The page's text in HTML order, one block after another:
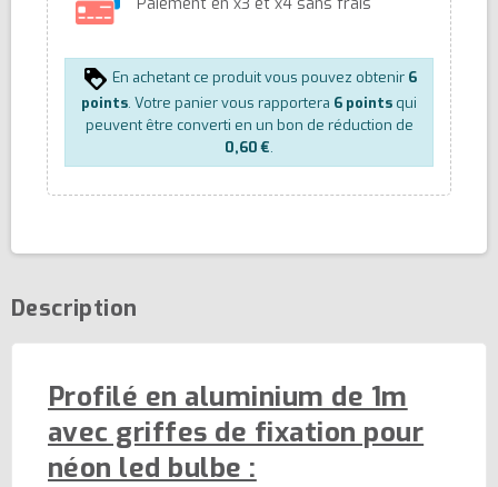
En achetant ce produit vous pouvez obtenir 6
points. Votre panier vous rapportera 6 points qui
peuvent être converti en un bon de réduction de
0,60 €.
Description
Profilé en aluminium de 1m
avec griffes de fixation pour
néon led bulbe :